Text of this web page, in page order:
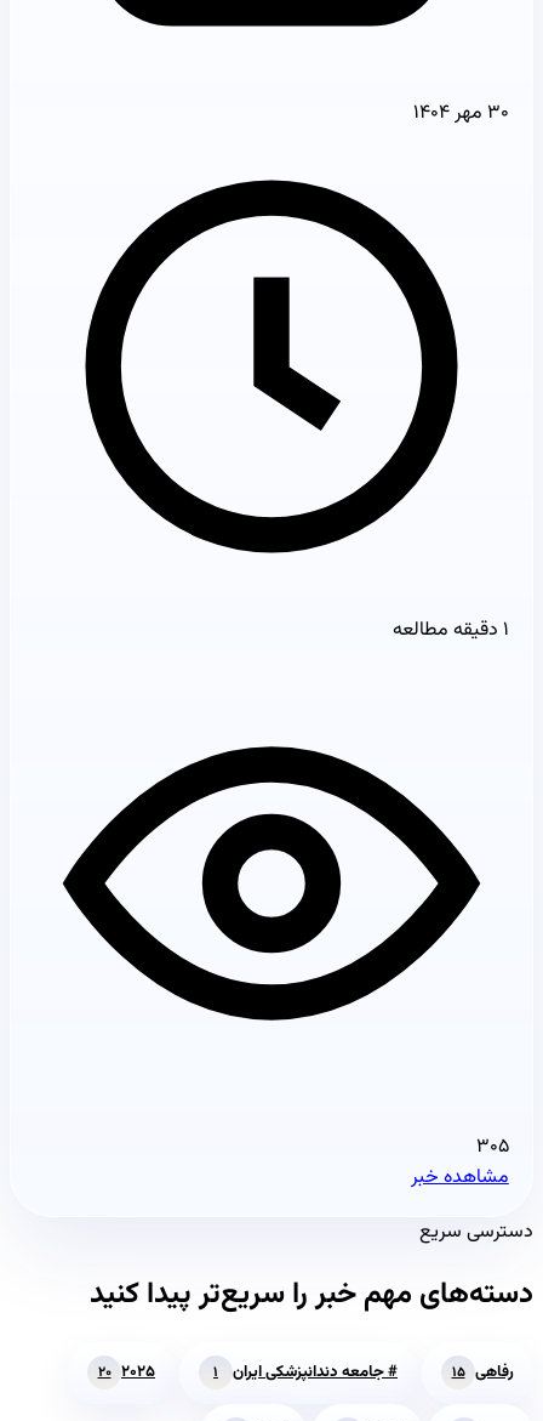
۳۰ مهر ۱۴۰۴
۱ دقیقه مطالعه
۳۰۵
مشاهده خبر
دسترسی سریع
دسته‌های مهم خبر را سریع‌تر پیدا کنید
رفاهی ۱۵ # جامعه دندانپزشکی ایران ۱ ۲۰۲۵ ۲۰